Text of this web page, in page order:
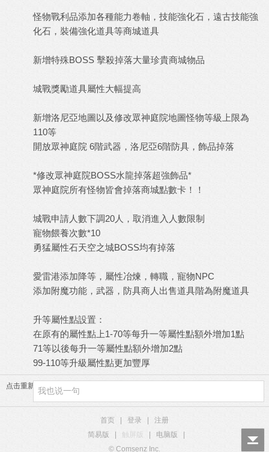
怪物戰利品添加各種能力卷軸，技能強化石，遠古技能強
化石，裝備強化道具等商城道具
新增特殊BOSS 擊殺掉落大量珍貴商城物品
城戰獎勵道具屬性大幅提高
新增洛尼亞地圖以及修改眾神庭院地圖怪物等級上限為
110等
開放眾神庭院 6階武器，洛尼亞6階防具，飾品掉落
*修改眾神庭院BOSS水龍掉落超強飾品*
眾神庭院所有怪物皆會掉落商城點數卡！！
城戰申請人數下調20人，取消進入人數限制
寵物餵養次數*10
勇猛屬性石天空之城BOSS均有掉落
愛雷港添加降等，屬性冶煉，轉職，寵物NPC
添加附魔功能，武器，防具商人出售道具階為附魔道具
升等屬性點設置：
在原有的屬性點上1-70等每升一等屬性點額外增加1點
71等以後每升一等屬性點額外增加2點
99-110等升級屬性點更加豐厚
点击重新加载
首页 登录
注册
简易版
触屏版 电脑版
© Comsenz Inc.